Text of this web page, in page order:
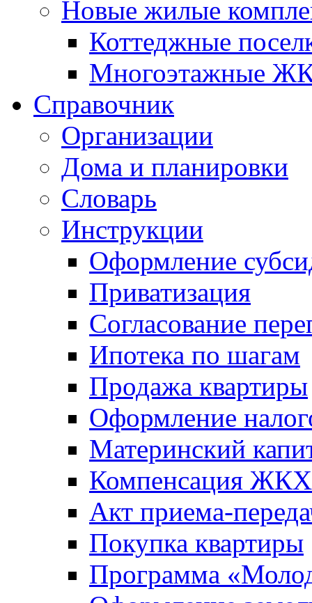
Новые жилые
Коттеджные
Многоэтажные
Справочник
Организации
Дома и планировки
Словарь
Инструкции
Оформление
Приватизация
Согласование
Ипотека по шагам
Продажа квартиры
Оформление
Материнский
Компенсация ЖКХ
Акт приема-
Покупка квартиры
Программа